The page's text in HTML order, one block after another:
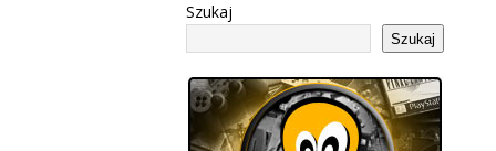
Szukaj
Szukaj